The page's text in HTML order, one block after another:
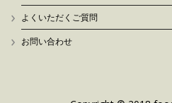
よくいただくご質問
お問い合わせ